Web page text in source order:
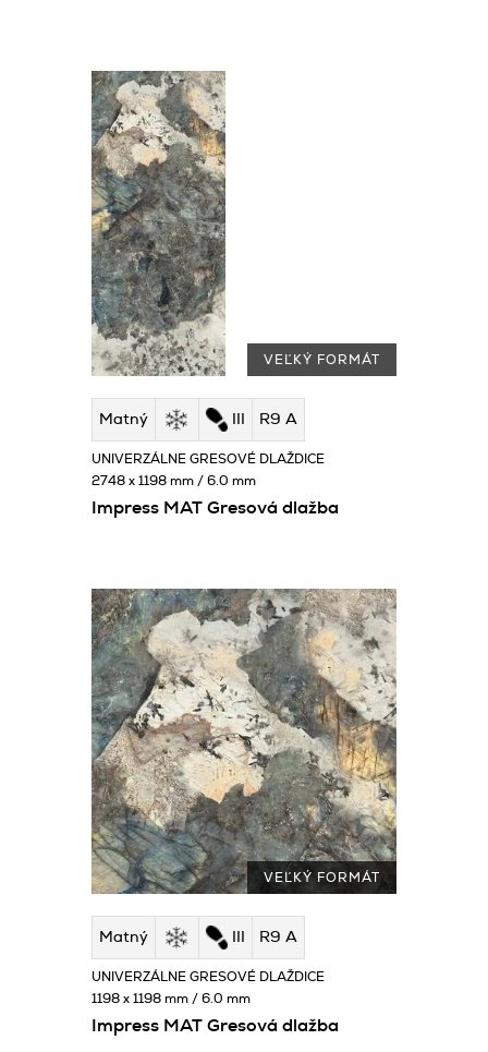
VEĽKÝ FORMÁT
Matný R9 A
Impress MAT Gresová dlažba
UNIVERZÁLNE GRESOVÉ DLAŽDICE
2748 x 1198 mm / 6.0 mm
VEĽKÝ FORMÁT
Matný R9 A
Impress MAT Gresová dlažba
UNIVERZÁLNE GRESOVÉ DLAŽDICE
1198 x 1198 mm / 6.0 mm